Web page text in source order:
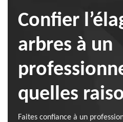
Confier
arbres à un
quelles
Faites confiance à un